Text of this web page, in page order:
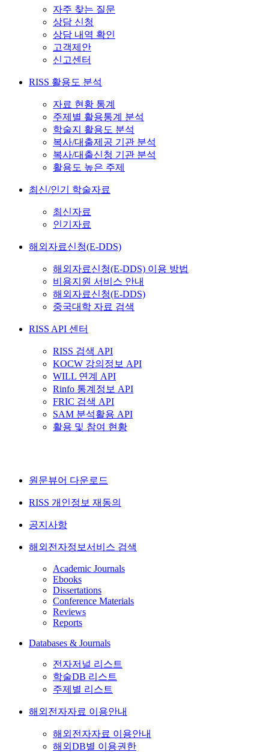
자주 찾는 질문
상담 신청
상담 내역 확인
고객제안
신고센터
RISS 활용도 분석
자료 현황 통계
주제별 활용통계 분석
학술지 활용도 분석
복사/대출제공 기관 분석
복사/대출신청 기관 분석
활용도 높은 주제
최신/인기 학술자료
최신자료
인기자료
해외자료신청(E-DDS)
해외자료신청(E-DDS) 이용 방법
비용지원 서비스 안내
해외자료신청(E-DDS)
중국대학 자료 검색
RISS API 센터
RISS 검색 API
KOCW 강의정보 API
WILL 연계 API
Rinfo 통계정보 API
FRIC 검색 API
SAM 분석활용 API
활용 및 참여 현황
원문뷰어 다운로드
RISS 개인정보 재동의
공지사항
해외전자정보서비스 검색
Academic Journals
Ebooks
Dissertations
Conference Materials
Reviews
Reports
Databases & Journals
전자저널 리스트
학술DB 리스트
주제별 리스트
해외전자자료 이용안내
해외전자자료 이용안내
해외DB별 이용권한